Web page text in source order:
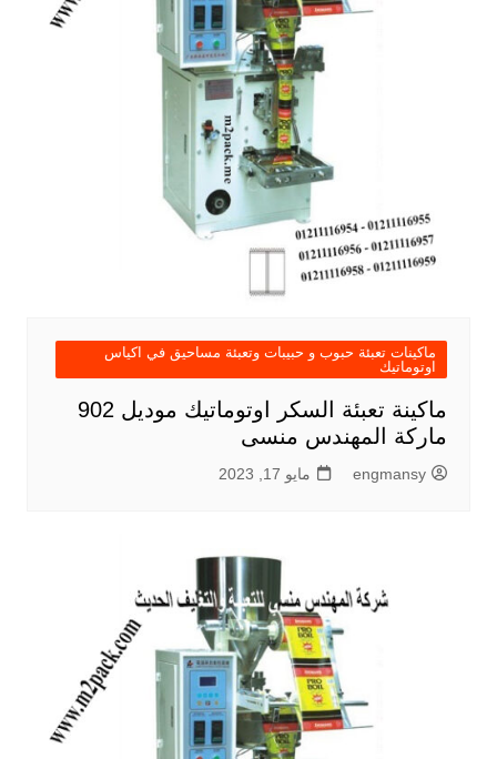
ماكينات تعبئة حبوب و حبيبات وتعبئة مساحيق في اكياس
اوتوماتيك
ماكينة تعبئة السكر اوتوماتيك موديل 902
ماركة المهندس منسى
engmansy مايو 17, 2023